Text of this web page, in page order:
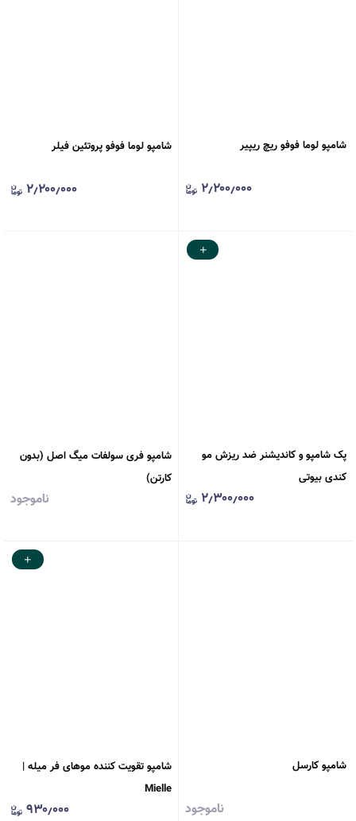
شامپو لوما فوفو ریچ ریپیر
۲٫۲۰۰٫۰۰۰
شامپو لوما فوفو پروتئین فیلر
۲٫۲۰۰٫۰۰۰
پک شامپو و کاندیشنر ضد ریزش مو
کندی بیوتی
۲٫۳۰۰٫۰۰۰
شامپو فری سولفات میگ اصل (بدون
کارتن)
ناموجود
شامپو کارسل
ناموجود
شامپو تقویت کننده موهای فر میله |
Mielle
۹۳۰٫۰۰۰